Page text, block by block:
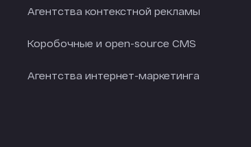
Агентства контекстной рекламы
Коробочные и open-source CMS
Агентства интернет-маркетинга